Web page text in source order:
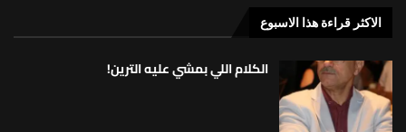
الاكثر قراءة هذا الاسبوع
الكلام اللي بمشي عليه الترين!